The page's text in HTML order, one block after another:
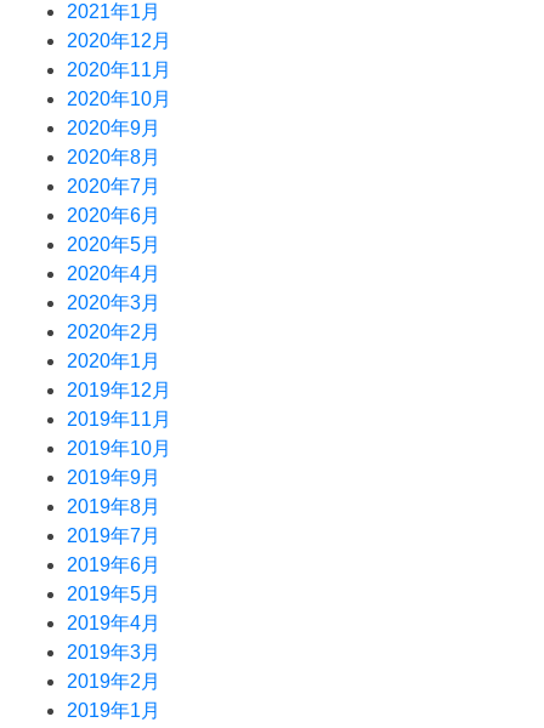
2021年1月
2020年12月
2020年11月
2020年10月
2020年9月
2020年8月
2020年7月
2020年6月
2020年5月
2020年4月
2020年3月
2020年2月
2020年1月
2019年12月
2019年11月
2019年10月
2019年9月
2019年8月
2019年7月
2019年6月
2019年5月
2019年4月
2019年3月
2019年2月
2019年1月